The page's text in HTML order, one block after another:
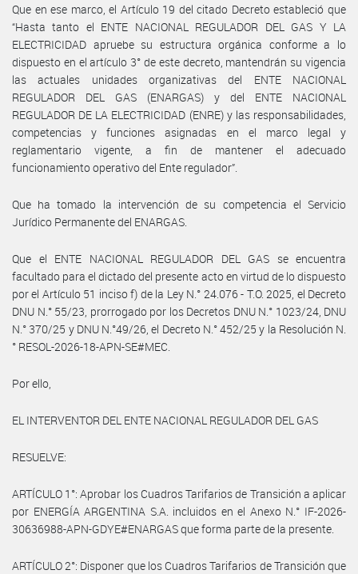
Que en ese marco, el Artículo 19 del citado Decreto estableció que
“Hasta tanto el ENTE NACIONAL REGULADOR DEL GAS Y LA
ELECTRICIDAD apruebe su estructura orgánica conforme a lo
dispuesto en el artículo 3° de este decreto, mantendrán su vigencia
las actuales unidades organizativas del ENTE NACIONAL
REGULADOR DEL GAS (ENARGAS) y del ENTE NACIONAL
REGULADOR DE LA ELECTRICIDAD (ENRE) y las responsabilidades,
competencias y funciones asignadas en el marco legal y
reglamentario vigente, a fin de mantener el adecuado
funcionamiento operativo del Ente regulador”.
Que ha tomado la intervención de su competencia el Servicio
Jurídico Permanente del ENARGAS.
Que el ENTE NACIONAL REGULADOR DEL GAS se encuentra
facultado para el dictado del presente acto en virtud de lo dispuesto
por el Artículo 51 inciso f) de la Ley N.° 24.076 - T.O. 2025, el Decreto
DNU N.° 55/23, prorrogado por los Decretos DNU N.° 1023/24, DNU
N.° 370/25 y DNU N.°49/26, el Decreto N.° 452/25 y la Resolución N.
° RESOL-2026-18-APN-SE#MEC.
Por ello,
EL INTERVENTOR DEL ENTE NACIONAL REGULADOR DEL GAS
RESUELVE:
ARTÍCULO 1°: Aprobar los Cuadros Tarifarios de Transición a aplicar
por ENERGÍA ARGENTINA S.A. incluidos en el Anexo N.° IF-2026-
30636988-APN-GDYE#ENARGAS que forma parte de la presente.
ARTÍCULO 2°: Disponer que los Cuadros Tarifarios de Transición que